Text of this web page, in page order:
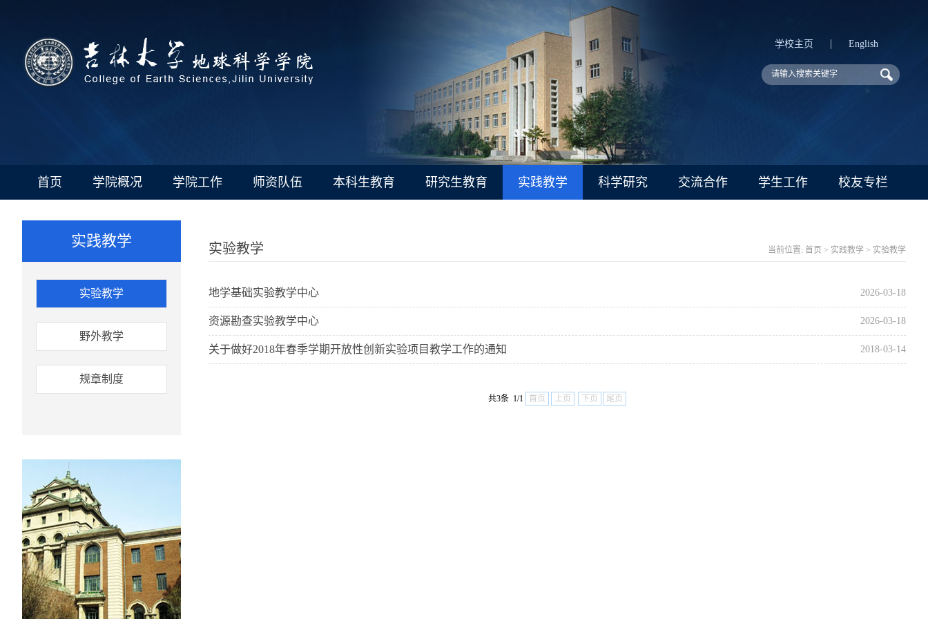
学校主页 | English
首页 学院概况 学院工作 师资队伍 本科生教育 研究生教育 实践教学 科学研究 交流合作 学生工作 校友专栏
实践教学
实验教学
野外教学
规章制度
实验教学 当前位置: 首页 > 实践教学 > 实验教学
地学基础实验教学中心 2026-03-18
资源勘查实验教学中心 2026-03-18
关于做好2018年春季学期开放性创新实验项目教学工作的通知 2018-03-14
共3条 1/1 首页 上页 下页 尾页